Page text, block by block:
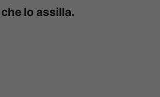
lo assilla.